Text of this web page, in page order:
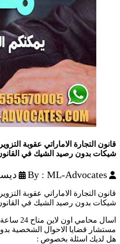
قانون التجارة الاماراتي عقوبة
شيكات بدون رصيد الشيك في القانون
By : ML-Advocates ديسمبر
قانون التجارة الاماراتي عقوبة
شيكات بدون رصيد الشيك في القانون
اسال محامي اون لاين متاح 24 ساعة عبر الإنترنت والهاتف واتساب
مستشار قضايا الاحوال الشخصية
هل لديك اسئلة بخصوص :